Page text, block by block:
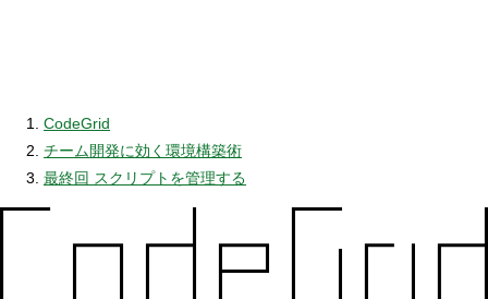
CodeGrid
チーム開発に効く環境構築術
最終回 スクリプトを管理する